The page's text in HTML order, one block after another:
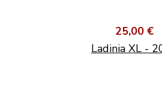
25,00 €
Ladinia XL -